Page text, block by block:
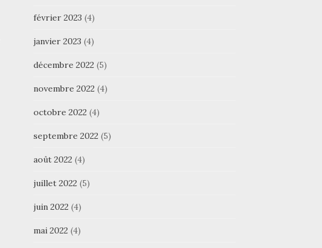
février 2023 (4)
janvier 2023 (4)
décembre 2022 (5)
novembre 2022 (4)
octobre 2022 (4)
septembre 2022 (5)
août 2022 (4)
juillet 2022 (5)
juin 2022 (4)
mai 2022 (4)